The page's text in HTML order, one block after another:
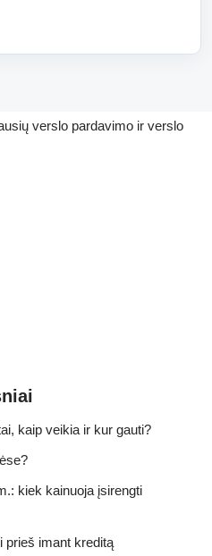
verslo pardavimo ir verslo
kaip veikia ir kur gauti?
kiek kainuoja įsirengti
prieš imant kreditą